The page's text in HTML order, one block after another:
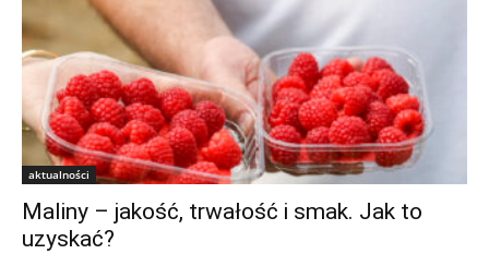
aktualności
Maliny – jakość, trwałość i smak. Jak to
uzyskać?